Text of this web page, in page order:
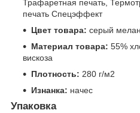
Трафаретная печать,
печать Спецэффект
Цвет товара: серый
Материал товара: 55%
вискоза
Плотность: 280 г/м2
Изнанка: начес
Упаковка